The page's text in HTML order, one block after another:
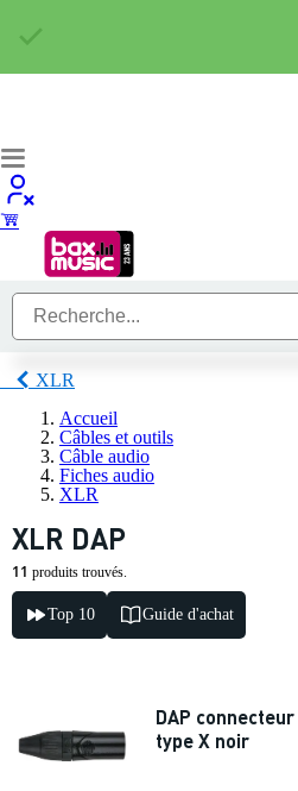
XLR
Accueil
Câbles et outils
Câble audio
Fiches audio
XLR
XLR DAP
11 produits trouvés.
Top 10 Guide d'achat
DAP
type X noir